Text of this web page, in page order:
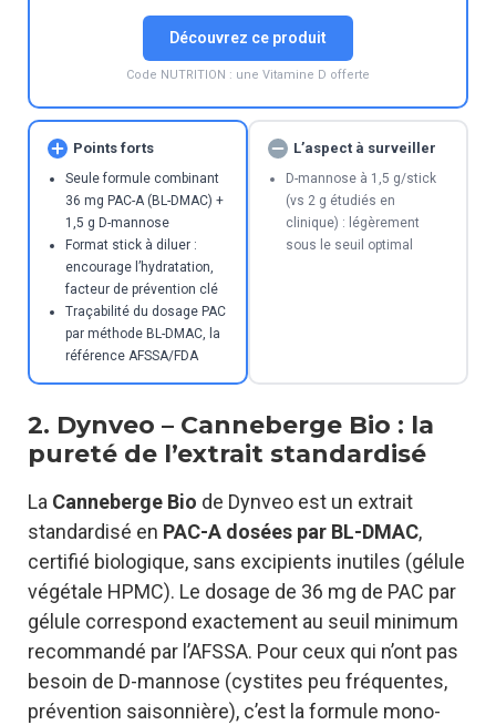
Découvrez ce produit
Code NUTRITION : une Vitamine D offerte
Points forts
Seule formule combinant
36 mg PAC-A (BL-DMAC) +
1,5 g D-mannose
Format stick à diluer :
encourage l’hydratation,
facteur de prévention clé
Traçabilité du dosage PAC
par méthode BL-DMAC, la
référence AFSSA/FDA
L’aspect à surveiller
D-mannose à 1,5 g/stick
(vs 2 g étudiés en
clinique) : légèrement
sous le seuil optimal
2. Dynveo – Canneberge Bio : la
pureté de l’extrait standardisé
La Canneberge Bio de Dynveo est un extrait
standardisé en PAC-A dosées par BL-DMAC,
certifié biologique, sans excipients inutiles (gélule
végétale HPMC). Le dosage de 36 mg de PAC par
gélule correspond exactement au seuil minimum
recommandé par l’AFSSA. Pour ceux qui n’ont pas
besoin de D-mannose (cystites peu fréquentes,
prévention saisonnière), c’est la formule mono-